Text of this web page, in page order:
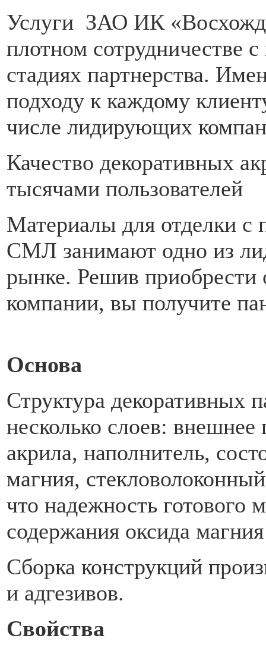
Услуги ЗАО ИК
плотном сотрудничестве
стадиях партнерства.
подходу к каждому
числе лидирующих
Качество декоративных
тысячами пользователей
Материалы для отделки с
СМЛ занимают одно из
рынке. Решив
компании, вы получите
Основа
Структура декоративных
несколько слоев:
акрила, наполнитель,
магния,
что надежность готового
содержания оксида
Сборка конструкций
и адгезивов.
Свойства